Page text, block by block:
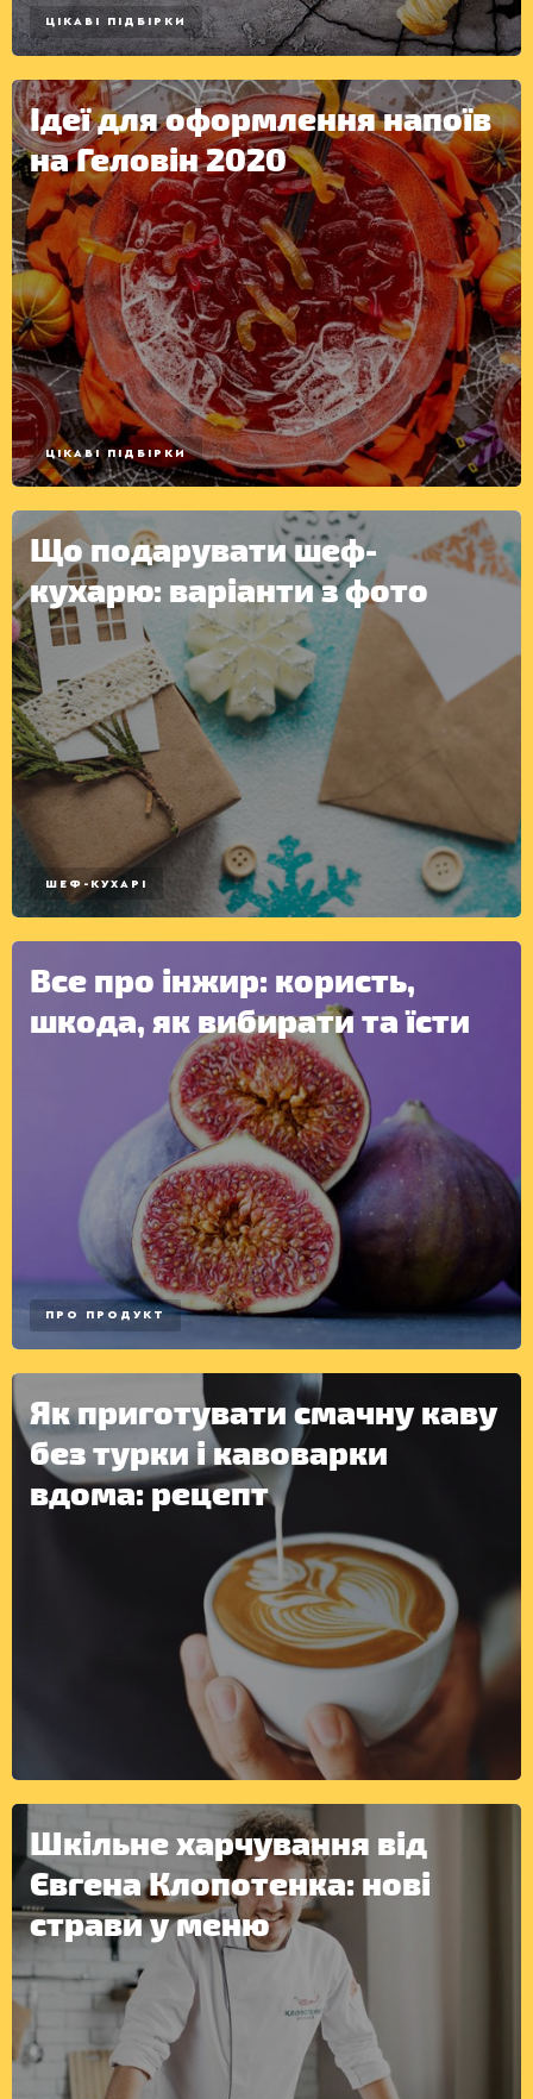
КОНСЕРВАЦІЯ
ЦІКАВІ ПІДБІРКИ
Ідеї для оформлення напоїв
на Геловін 2020
ЦІКАВІ ПІДБІРКИ
Що подарувати шеф-
кухарю: варіанти з фото
ШЕФ-КУХАРІ
Все про інжир: користь,
шкода, як вибирати та їсти
ПРО ПРОДУКТ
Як приготувати смачну каву
без турки і кавоварки
вдома: рецепт
Шкільне харчування від
Євгена Клопотенка: нові
страви у меню